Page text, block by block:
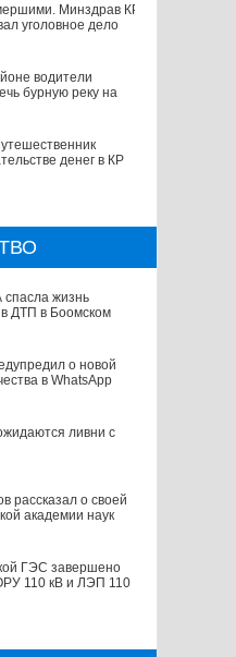
Минздрав КР
уголовное дело
водители
бурную реку на
денег в КР
жизнь
ДТП в Боомском
о новой
в WhatsApp
ливни с
рассказал о своей
академии наук
ГЭС завершено
110 кВ и ЛЭП 110